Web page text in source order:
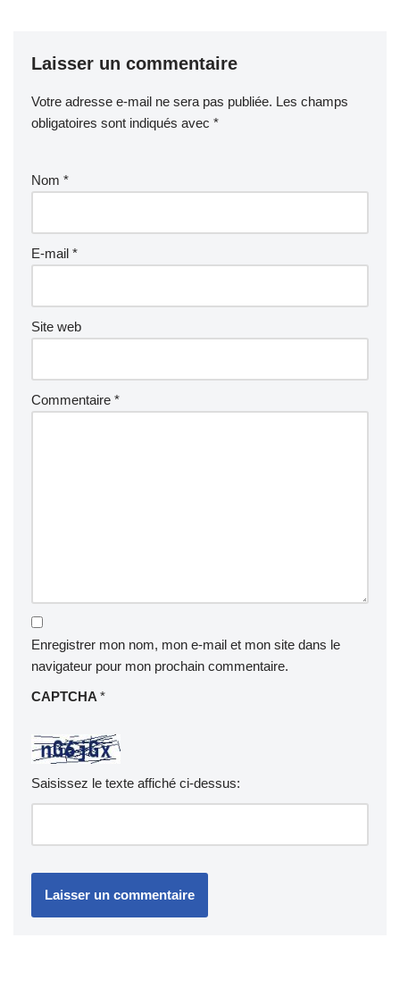
Laisser un commentaire
Votre adresse e-mail ne sera pas publiée. Les champs
obligatoires sont indiqués avec *
Nom *
E-mail *
Site web
Commentaire *
Enregistrer mon nom, mon e-mail et mon site dans le
navigateur pour mon prochain commentaire.
CAPTCHA *
Saisissez le texte affiché ci-dessus: